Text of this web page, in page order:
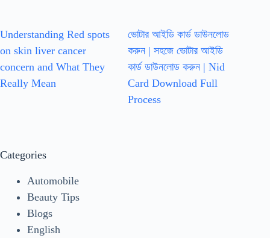
Understanding Red spots
on skin liver cancer
concern and What They
Really Mean
ভোটার আইডি কার্ড ডাউনলোড
করুন | সহজে ভোটার আইডি
কার্ড ডাউনলোড করুন | Nid
Card Download Full
Process
Categories
Automobile
Beauty Tips
Blogs
English